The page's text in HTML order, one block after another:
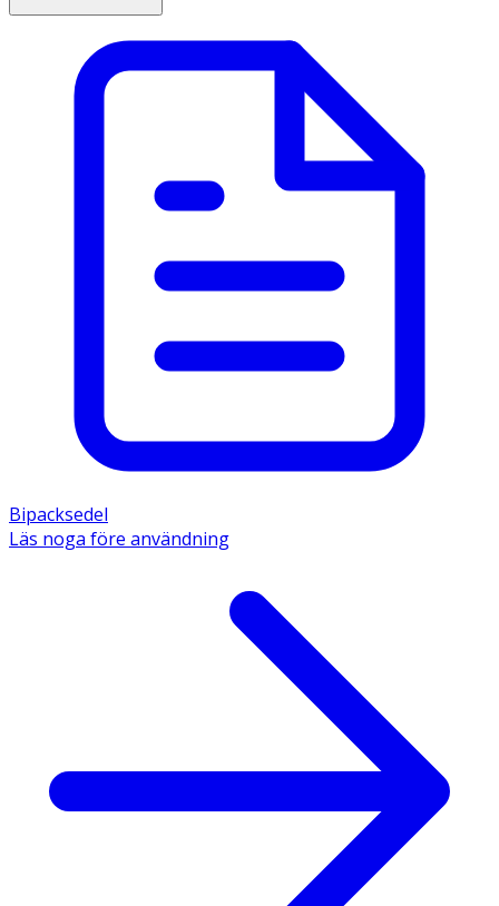
Bipacksedel
Läs noga före användning